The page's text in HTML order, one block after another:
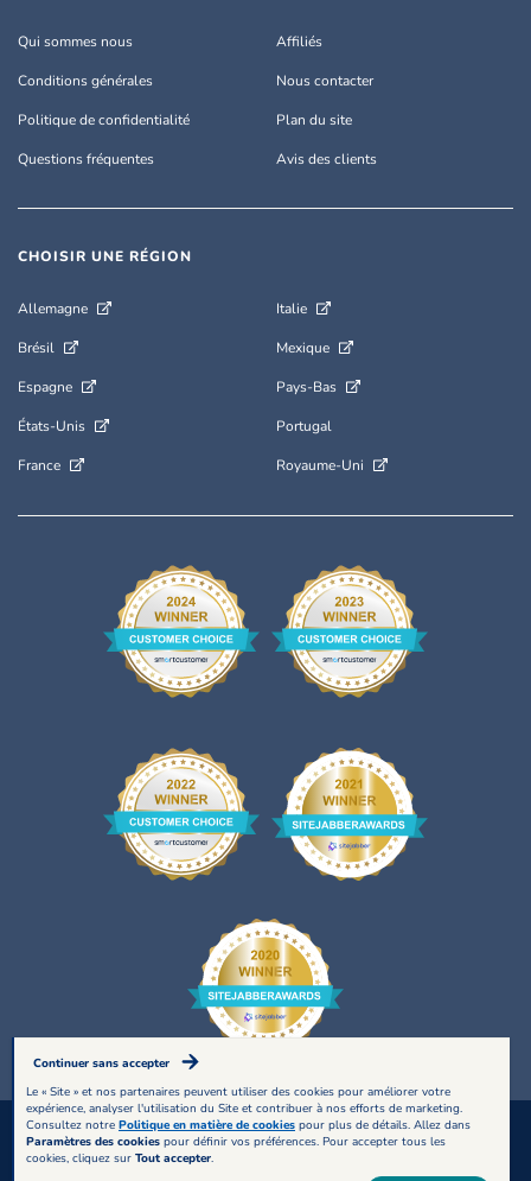
Qui sommes nous
Conditions générales
Politique de confidentialité
Questions fréquentes
Affiliés
Nous contacter
Plan du site
Avis des clients
CHOISIR UNE RÉGION
Allemagne
Brésil
Espagne
États-Unis
France
Italie
Mexique
Pays-Bas
Portugal
Royaume-Uni
Continuer sans accepter
Le « Site » et nos partenaires peuvent utiliser des cookies pour améliorer votre
expérience, analyser l'utilisation du Site et contribuer à nos efforts de marketing.
Consultez notre Politique en matière de cookies pour plus de détails. Allez dans
Paramètres des cookies pour définir vos préférences. Pour accepter tous les
cookies, cliquez sur Tout accepter.